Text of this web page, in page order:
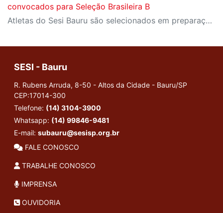
convocados para Seleção Brasileira B
Atletas do Sesi Bauru são selecionados em preparação para a disputa da Copa Sul-Americana
SESI - Bauru
R. Rubens Arruda, 8-50 - Altos da Cidade - Bauru/SP
CEP:17014-300
Telefone: (14) 3104-3900
Whatsapp: (14) 99846-9481
E-mail: subauru@sesisp.org.br
FALE CONOSCO
TRABALHE CONOSCO
IMPRENSA
OUVIDORIA